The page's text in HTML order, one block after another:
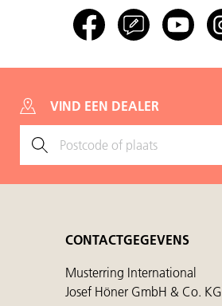
VIND EEN DEALER
CONTACTGEGEVENS
Musterring International
Josef Höner GmbH & Co. KG